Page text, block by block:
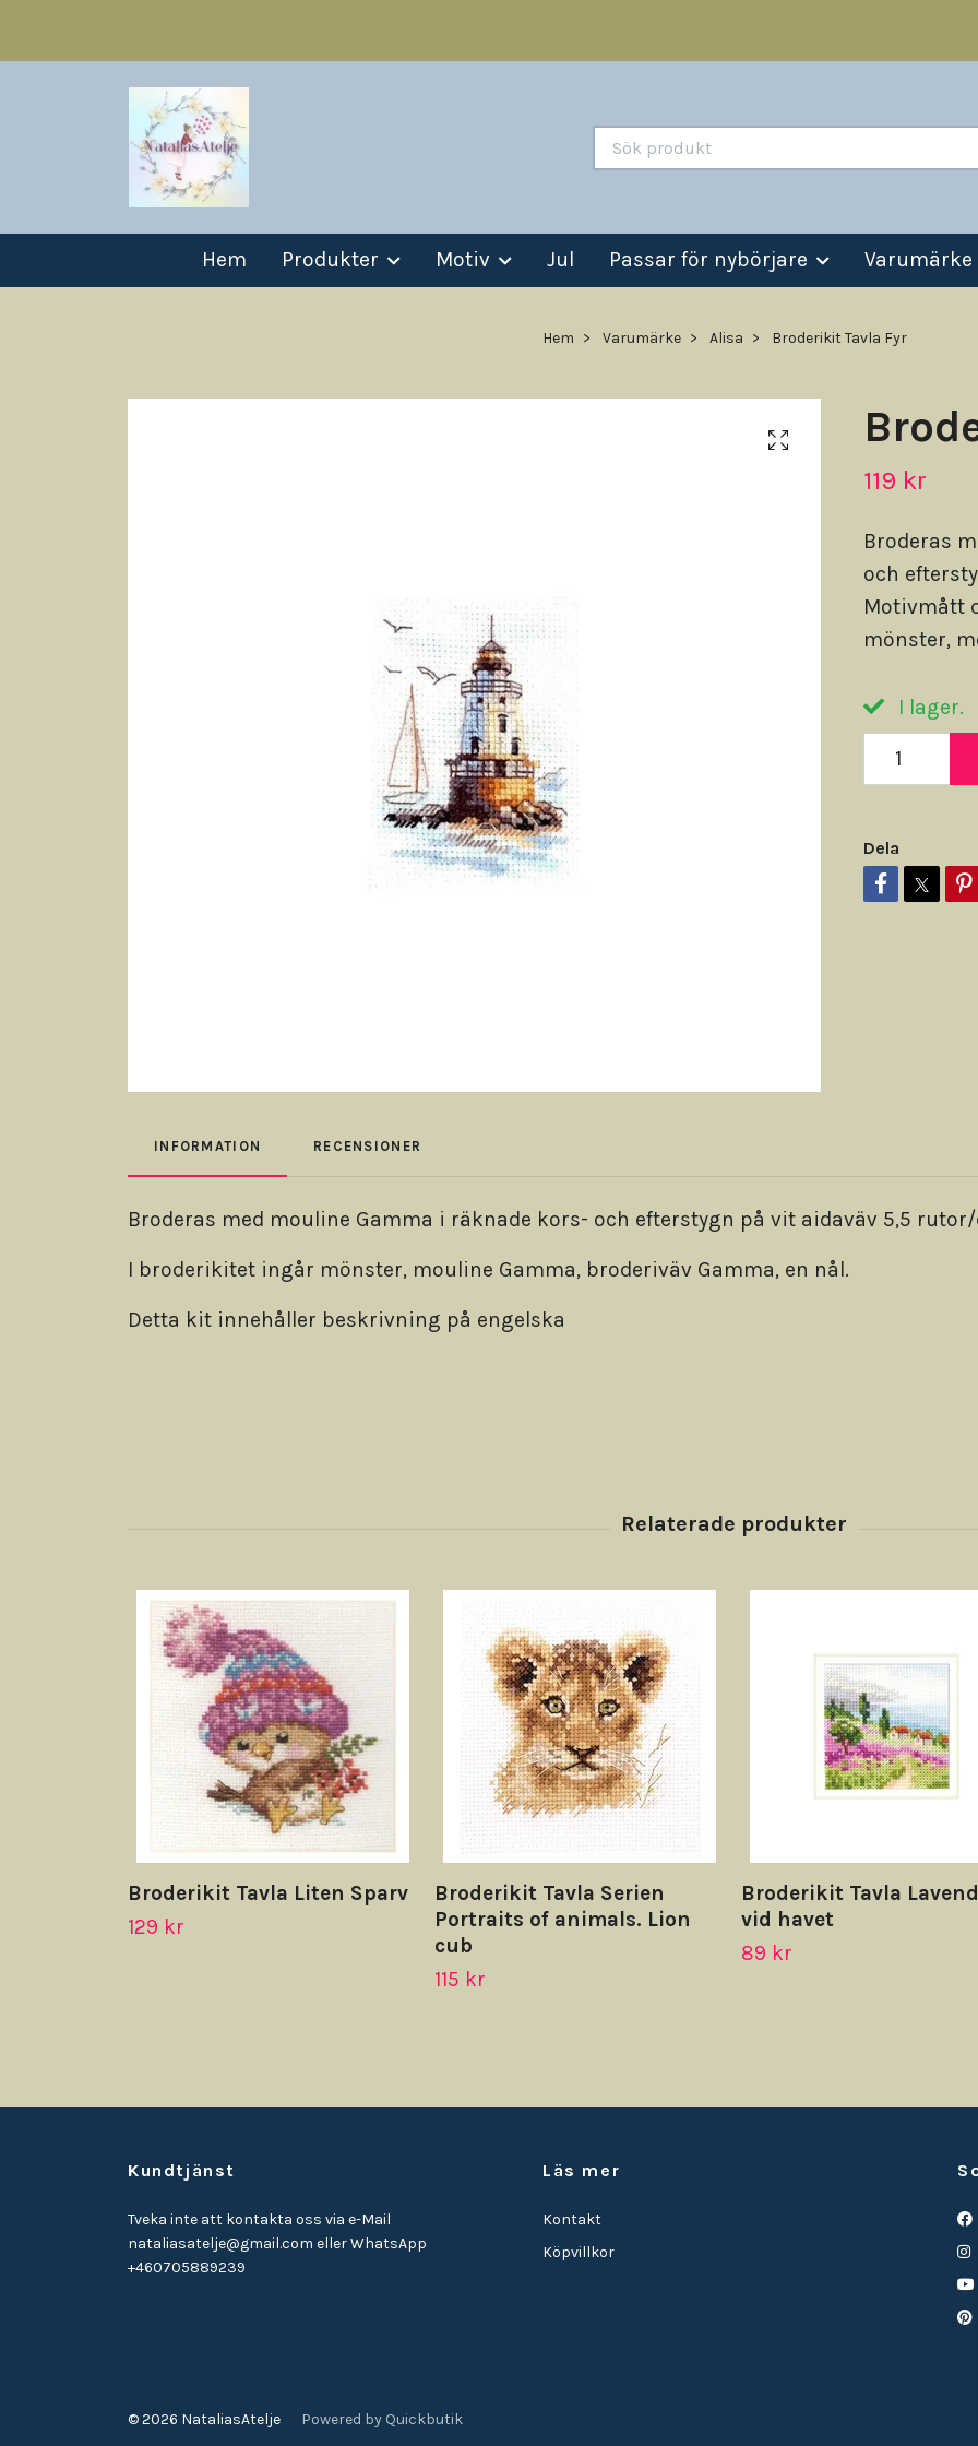
Hem Produkter Motiv Jul Passar för nybörjare Varumärke
Hem Varumärke Alisa Broderikit Tavla Fyr
119 kr
Broderas
och
Motivmått
mönster,
I lager.
Dela
INFORMATION RECENSIONER
Broderas med mouline Gamma i räknade kors- och efterstygn på vit aidaväv 5,5
I broderikitet ingår mönster, mouline Gamma, broderiväv Gamma, en nål.
Detta kit innehåller beskrivning på engelska
Broderikit Tavla Liten Sparv
129 kr
Broderikit Tavla Serien
Portraits of animals. Lion
cub
115 kr
Broderikit Tavla
vid havet
89 kr
Kundtjänst
Tveka inte att kontakta oss via e-Mail
nataliasatelje@gmail.com eller WhatsApp
+460705889239
Läs mer
Kontakt
Köpvillkor
© 2026 NataliasAtelje Powered by Quickbutik